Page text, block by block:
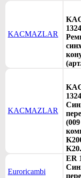
KACMAZLAR
KACMAZLAR
Euroricambi
ER